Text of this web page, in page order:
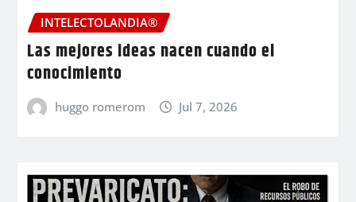
INTELECTOLANDIA®
Las mejores ideas nacen cuando el
conocimiento
huggo romerom Jul 7, 2026